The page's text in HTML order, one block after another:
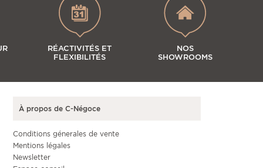
RÉACTIVITÉS ET
FLEXIBILITÉS
NOS
SHOWROOMS
À propos de C-Négoce
Conditions génerales de vente
Mentions légales
Newsletter